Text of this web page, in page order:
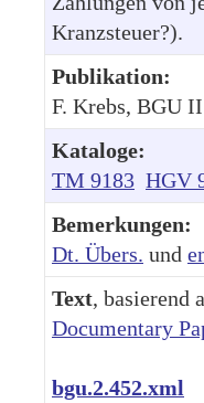
Kranzsteuer?).
Publikation:
F. Krebs, BGU
Kataloge:
TM 9183 HGV
Bemerkungen:
Dt. Übers. und
Text, basierend
Documentary
bgu.2.452.xml